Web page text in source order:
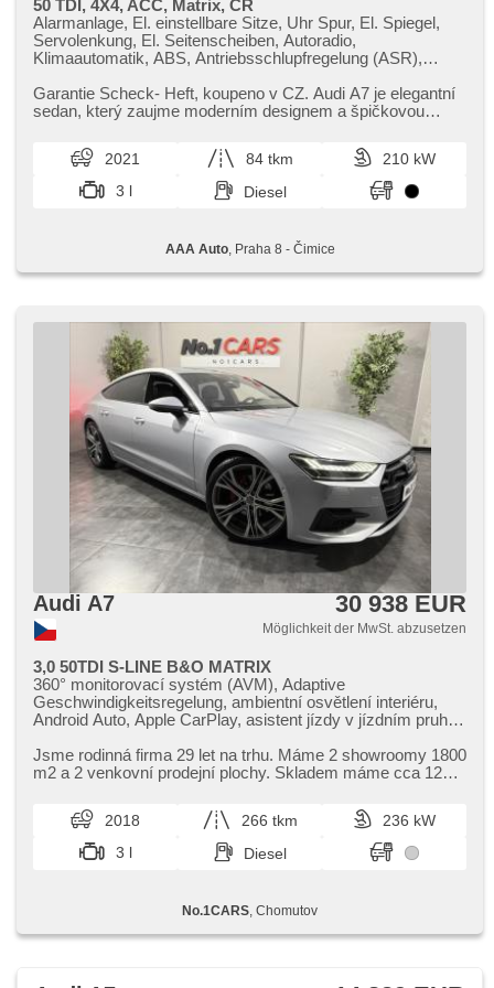
50 TDI, 4X4, ACC, Matrix, ČR
Alarmanlage, El. einstellbare Sitze, Uhr Spur, El. Spiegel,
Servolenkung, El. Seitenscheiben, Autoradio,
Klimaautomatik, ABS, Antriebsschlupfregelung (ASR),
Elektronisches Stabilitätsprogramm (ESP),
Nebelscheinwerfer, beheizte Sitze, Ledersitze,
Reifendrucksensor, Automatikgetriebe, Antrieb 4x4
Garantie Scheck​- Heft,​ koupeno v CZ. Audi A7 je elegantní
sedan,​ který zaujme moderním designem a špičkovou
2021 84 tkm
210 kW
3 l
Diesel
AAA Auto, Praha 8 - Čimice
Audi A7 30 938 EUR
Möglichkeit der MwSt. abzusetzen
3,0 50TDI S-LINE B&O MATRIX
360° monitorovací systém (AVM), Adaptive
Geschwindigkeitsregelung, ambientní osvětlení interiéru,
Android Auto, Apple CarPlay, asistent jízdy v jízdním pruhu,
Klimaautomatik, Automatikgetriebe, automatické přepínání
dálkových světel, samostmívací zrcátka, Autoradio, AUX,
Zentralverriegelung, 4-Zonen Klimaanlage,
Beifahrerairbagdeaktivierung, Teilbare Rücksitzbank, täglich
Leuchten, digitální příjem rádia (DAB), El. Seitenscheiben,
El. einstellbare Sitze, El. Klappspiegel, El. Deckel des
Lederpolsterung, LED adaptivní světlomety, LED denní
svícení, LED matrixové světlomety, Alufelgen,
sedadla, Scheinwerferwaschanlagen, Bordcomputer,
Jsme rodinná firma 29 let na trhu. Máme 2 showroomy 1800
m2 a 2 venkovní prodejní plochy. Skladem máme cca 120
2018 266 tkm
236 kW
3 l
Diesel
No.1CARS , Chomutov